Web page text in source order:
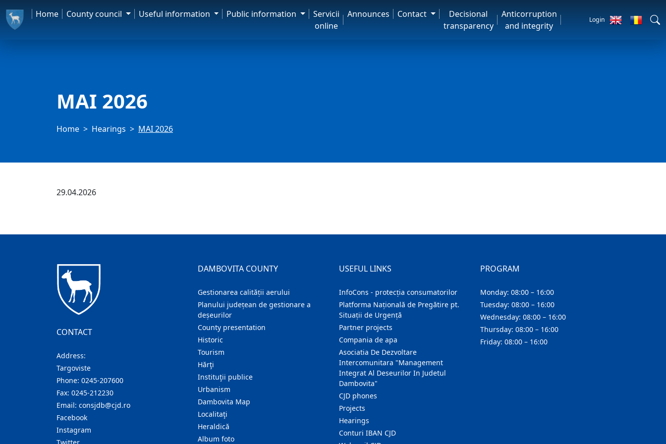
Home County council Useful information Public information
Servicii
online
Announces Contact
Decisional
transparency
Anticorruption
and integrity
Login
MAI 2026
Home Hearings MAI 2026
29.04.2026
CONTACT
Address:
Targoviste
Phone: 0245-207600
Fax: 0245-212230
Email: consjdb@cjd.ro
Facebook
Instagram
DAMBOVITA COUNTY
Gestionarea calității aerului
Planului județean de gestionare a
deșeurilor
County presentation
Historic
Tourism
Hărţi
Instituţii publice
Urbanism
Dambovita Map
Localitaţi
Heraldică
Album foto
USEFUL LINKS
InfoCons - protecția consumatorilor
Platforma Națională de Pregătire pt.
Situații de Urgență
Partner projects
Compania de apa
Asociatia De Dezvoltare
Intercomunitara "Management
Integrat Al Deseurilor In Judetul
Dambovita"
CJD phones
Projects
Hearings
Conturi IBAN CJD
PROGRAM
Monday: 08:00 – 16:00
Tuesday: 08:00 – 16:00
Wednesday: 08:00 – 16:00
Thursday: 08:00 – 16:00
Friday: 08:00 – 16:00